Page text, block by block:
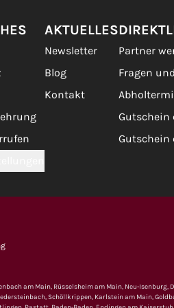
AKTUELLES
Newsletter
Blog
Kontakt
Partner
Fragen
Gutschein
Gutschein
am Main, Rüsselsheim am Main, Neu-Isenburg,
Schöllkrippen, Karlstein am Main,